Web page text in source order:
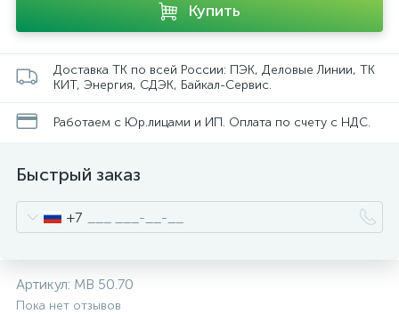
Купить
Доставка ТК по всей России: ПЭК, Деловые Линии, ТК
КИТ, Энергия, СДЭК, Байкал-Сервис.
Работаем с Юр.лицами и ИП. Оплата по счету с НДС.
Быстрый заказ
+7
Артикул: MB 50.70
Пока нет отзывов